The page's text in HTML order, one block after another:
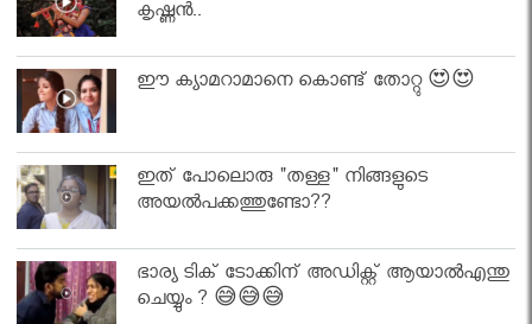
കൃഷ്ണൻ..
ഈ ക്യാമറാമാനെ കൊണ്ട് തോറ്റു 😍😍
ഇത് പോലൊരു "തള്ള" നിങ്ങളുടെ
അയല്‍പക്കത്തുണ്ടോ??
ഭാര്യ ടിക് ടോക്കിന് അഡിക്റ്റ് ആയാൽഎന്തു
ചെയ്യും ? 😅😅😅